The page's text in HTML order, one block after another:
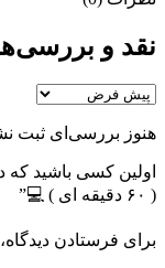
نقد و
هنوز بررسی‌ای ثبت
اولین کسی باشید که
( ۶۰ دقیقه ای ) 💻”
برای فرستادن دیدگاه،